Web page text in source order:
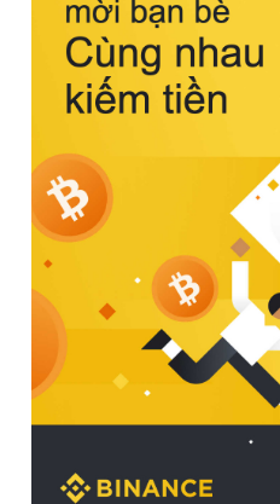
hồi chuẩn xác của phần
cột sống.
Bên cạnh đó, việc lựa
sản phẩm đạt chuẩn
tế còn giúp ngăn ngừa
khuẩn và nấm mốc
thời tiết nóng ẩm. Bạn
thêm các nghiên cứu
động của giấc ngủ và
phòng ngủ đối với sức
người tại Sleep
Link) để có cái nhìn toàn
2. Các tiêu chí vàng khi
chăn ga gối đệm cao
ngủ
Để sở hữu một bộ chăn
cao cấp hoàn hảo cả
công năng, người tiêu
nhắc kỹ lưỡng các tiêu